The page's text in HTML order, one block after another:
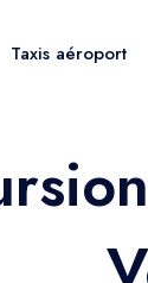
Taxis aéroport